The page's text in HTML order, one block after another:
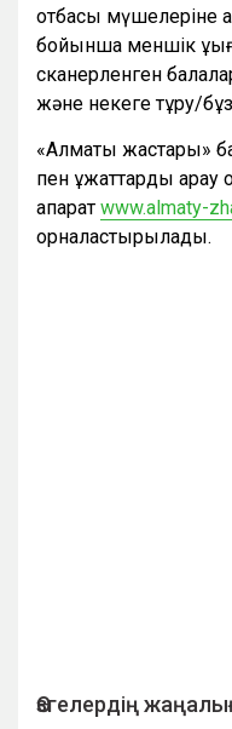
отбасы мүшелеріне
бойынша меншік
сканерленген
және некеге тұру/
«Алматы жастары»
пен құжаттарды
ақпарат www.almaty-
орналастырылады.